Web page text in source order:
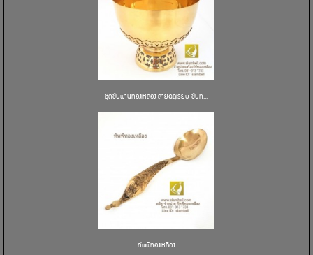
ชุดขันพานทองเหลือง ลายฉลุเรียบ ขันท...
ทัพพีทองเหลือง